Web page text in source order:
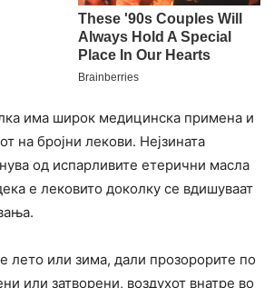
има широк медицинска примена и
на бројни лекови. Нејзината
од испарливите етерични масла
е лековито доколку се вдишуваат
лето или зима, дали прозорорите по
или затворени, воздухот внатре во